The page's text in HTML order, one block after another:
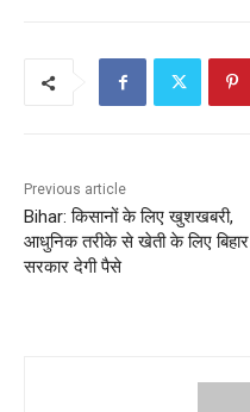
Previous article
Bihar: किसानों के लिए खुशखबरी,
आधुनिक तरीके से खेती के लिए बिहार
सरकार देगी पैसे